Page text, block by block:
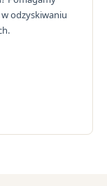
odzyskiwaniu